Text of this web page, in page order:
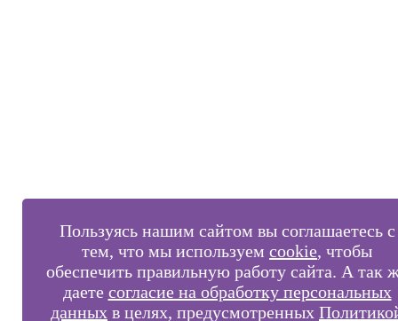
Пользуясь нашим сайтом вы соглашаетесь с
тем, что мы используем cookie, чтобы
обеспечить правильную работу сайта. А так
даете согласие на обработку персональных
данных в целях, предусмотренных